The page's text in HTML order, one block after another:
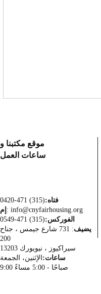
موقع مكتبنا و
فتاه:
إم : info@cnyfairhousing.org
الفوركس:
يضيف
: 731 شارع جيمس ، جناح
سيراكيوز ، نيويورك 13203
ساعات: الإثنين، الجمعة
9:00 صباحًا - 5:00 مساءً